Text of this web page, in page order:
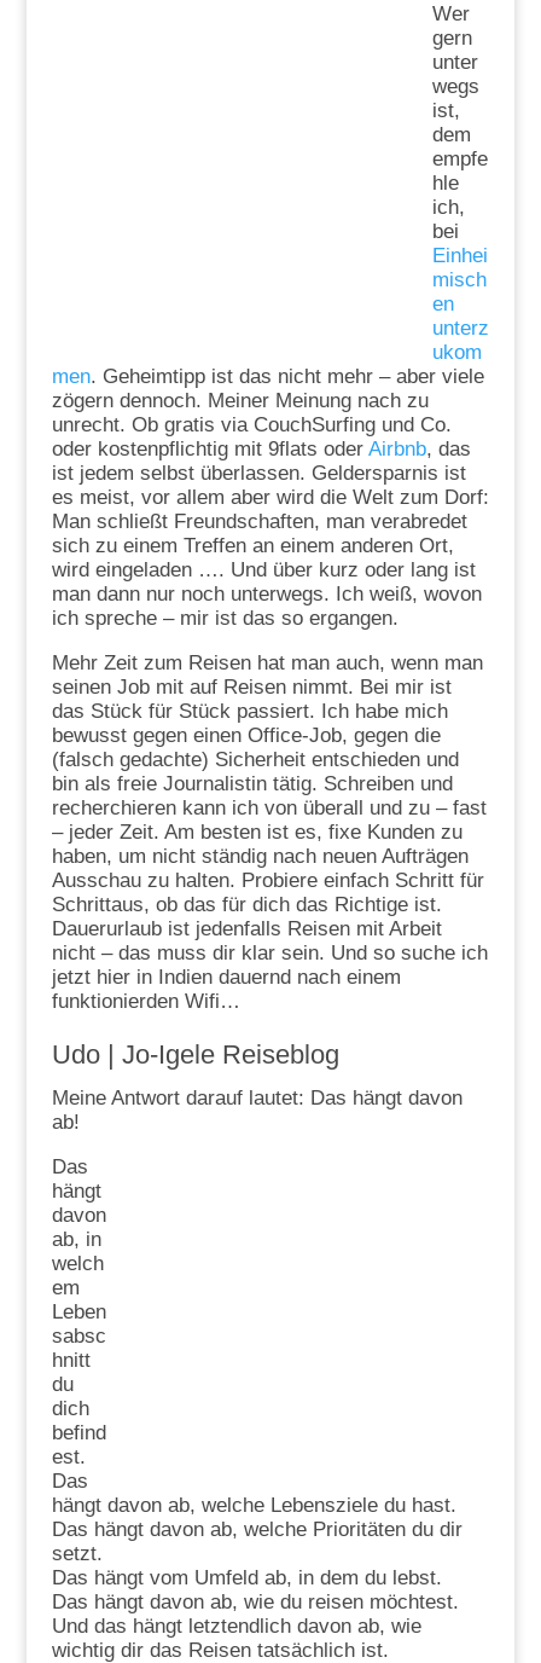
Wer
gern
unter
wegs
ist,
dem
empfe
hle
ich,
bei
Einhei
misch
en
unterz
ukom
men. Geheimtipp ist das nicht mehr – aber viele
zögern dennoch. Meiner Meinung nach zu
unrecht. Ob gratis via CouchSurfing und Co.
oder kostenpflichtig mit 9flats oder Airbnb, das
ist jedem selbst überlassen. Geldersparnis ist
es meist, vor allem aber wird die Welt zum Dorf:
Man schließt Freundschaften, man verabredet
sich zu einem Treffen an einem anderen Ort,
wird eingeladen …. Und über kurz oder lang ist
man dann nur noch unterwegs. Ich weiß, wovon
ich spreche – mir ist das so ergangen.
Mehr Zeit zum Reisen hat man auch, wenn man
seinen Job mit auf Reisen nimmt. Bei mir ist
das Stück für Stück passiert. Ich habe mich
bewusst gegen einen Office-Job, gegen die
(falsch gedachte) Sicherheit entschieden und
bin als freie Journalistin tätig. Schreiben und
recherchieren kann ich von überall und zu – fast
– jeder Zeit. Am besten ist es, fixe Kunden zu
haben, um nicht ständig nach neuen Aufträgen
Ausschau zu halten. Probiere einfach Schritt für
Schrittaus, ob das für dich das Richtige ist.
Dauerurlaub ist jedenfalls Reisen mit Arbeit
nicht – das muss dir klar sein. Und so suche ich
jetzt hier in Indien dauernd nach einem
funktionierden Wifi…
Udo | Jo-Igele Reiseblog
Meine Antwort darauf lautet: Das hängt davon
ab!
Das
hängt
davon
ab, in
welch
em
Leben
sabsc
hnitt
du
dich
befind
est.
Das
hängt davon ab, welche Lebensziele du hast.
Das hängt davon ab, welche Prioritäten du dir
setzt.
Das hängt vom Umfeld ab, in dem du lebst.
Das hängt davon ab, wie du reisen möchtest.
Und das hängt letztendlich davon ab, wie
wichtig dir das Reisen tatsächlich ist.